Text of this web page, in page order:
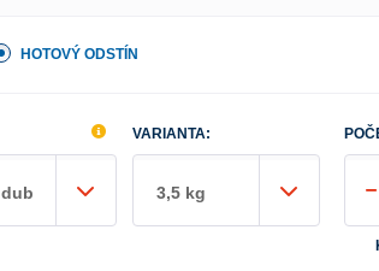
HOTOVÝ ODSTÍN
dub
VARIANTA:
3,5 kg